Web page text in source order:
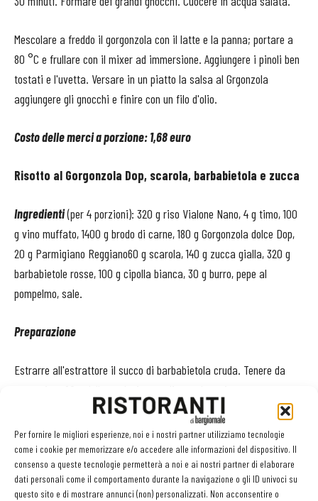
Per fornire le migliori esperienze, noi e i nostri partner utilizziamo tecnologie
come i cookie per memorizzare e/o accedere alle informazioni del dispositivo. Il
consenso a queste tecnologie permetterà a noi e ai nostri partner di elaborare
dati personali come il comportamento durante la navigazione o gli ID univoci su
questo sito e di mostrare annunci (non) personalizzati. Non acconsentire o
Mescolare a freddo il gorgonzola con il latte e la panna; portare a
80 °C e frullare con il mixer ad immersione. Aggiungere i pinoli ben
tostati e l'uvetta. Versare in un piatto la salsa al Grgonzola
aggiungere gli gnocchi e finire con un filo d'olio.
Costo delle merci a porzione: 1,68 euro
Risotto al Gorgonzola Dop, scarola, barbabietola e zucca
Ingredienti(per 4 porzioni): 320 g riso Vialone Nano, 4 g timo, 100
g vino muffato, 1400 g brodo di carne, 180 g Gorgonzola dolce Dop,
20 g Parmigiano Reggiano60 g scarola, 140 g zucca gialla, 320 g
barbabietole rosse, 100 g cipolla bianca, 30 g burro, pepe al
pompelmo, sale.
Preparazione
Estrarre all'estrattore il succo di barbabietola cruda. Tenere da
guarnizione. Porre a sobollire il succo di rapa fino a ridurre del
50%. Filtrare il tutto, aggiungere la brunoise cruda e sobbollire 2
minuti.
Mondare la zucca e tagliare a brunoise. Mondare la scarola e